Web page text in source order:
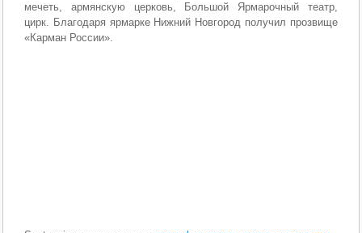
мечеть, армянскую церковь, Большой Ярмарочный театр,
цирк. Благодаря ярмарке Нижний Новгород получил прозвище
«Карман России».